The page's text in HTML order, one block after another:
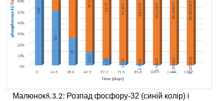
Малюнок8.3.2
8.3.2: Розпад фосфору-32 (синій колір) і